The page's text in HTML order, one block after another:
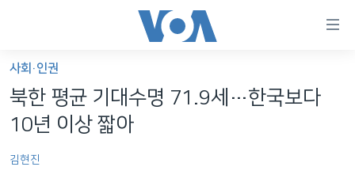
가
능
링 세계
라디오
사회·인권
북한 평균 기대수명 71.9세…한국보다
10년 이상 짧아
김현진